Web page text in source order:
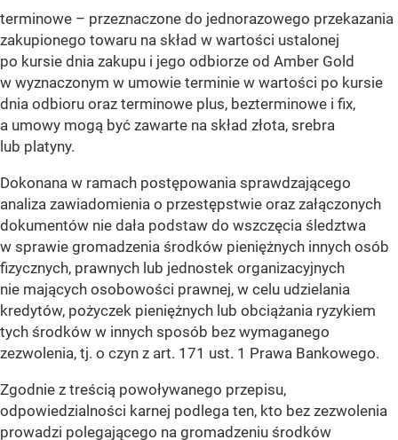
terminowe – przeznaczone do jednorazowego przekazania
zakupionego towaru na skład w wartości ustalonej
po kursie dnia zakupu i jego odbiorze od Amber Gold
w wyznaczonym w umowie terminie w wartości po kursie
dnia odbioru oraz terminowe plus, bezterminowe i fix,
a umowy mogą być zawarte na skład złota, srebra
lub platyny.
Dokonana w ramach postępowania sprawdzającego
analiza zawiadomienia o przestępstwie oraz załączonych
dokumentów nie dała podstaw do wszczęcia śledztwa
w sprawie gromadzenia środków pieniężnych innych osób
fizycznych, prawnych lub jednostek organizacyjnych
nie mających osobowości prawnej, w celu udzielania
kredytów, pożyczek pieniężnych lub obciążania ryzykiem
tych środków w innych sposób bez wymaganego
zezwolenia, tj. o czyn z art. 171 ust. 1 Prawa Bankowego.
Zgodnie z treścią powoływanego przepisu,
odpowiedzialności karnej podlega ten, kto bez zezwolenia
prowadzi polegającego na gromadzeniu środków